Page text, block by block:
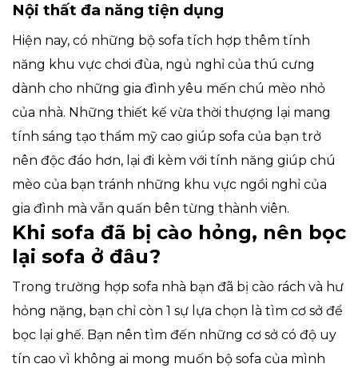
Nội thất đa năng tiện dụng
Hiện nay, có những bộ sofa tích hợp thêm tính
năng khu vực chơi đùa, ngủ nghỉ của thú cưng
dành cho những gia đình yêu mến chú mèo nhỏ
của nhà. Những thiết kế vừa thời thượng lại mang
tính sáng tạo thẩm mỹ cao giúp sofa của bạn trở
nên độc đáo hơn, lại đi kèm với tính năng giúp chú
mèo của bạn tránh những khu vực ngồi nghỉ của
gia đình mà vẫn quấn bên từng thành viên.
Khi sofa đã bị cào hỏng, nên bọc
lại sofa ở đâu?
Trong trường hợp sofa nhà bạn đã bị cào rách và hư
hỏng nặng, bạn chỉ còn 1 sự lựa chọn là tìm cơ sở để
bọc lại ghế. Bạn nên tìm đến những cơ sở có độ uy
tín cao vì không ai mong muốn bộ sofa của mình